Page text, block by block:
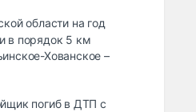
области на год
в порядок 5 км
Хованское –
погиб в ДТП с